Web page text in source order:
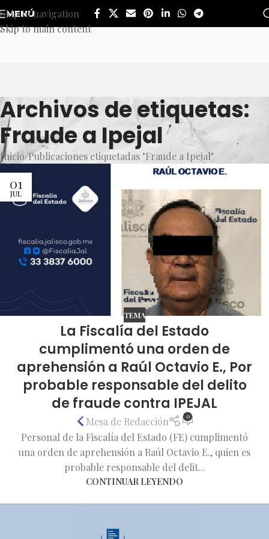
Skip to navigation
Skip to main content
MENÚ
Archivos de etiquetas:
Fraude a Ipejal
Inicio Publicaciones etiquetadas "Fraude a Ipejal"
01
JUL
TEMA
La Fiscalía del Estado
cumplimentó una orden de
aprehensión a Raúl Octavio E., Por
probable responsable del delito
de fraude contra IPEJAL
Mesa de Redacción 0
Personal de la Fiscalía del Estado (FE) cumplimentó
una orden de aprehensión a Raúl Octavio E., quien es
probable responsable del delit...
CONTINUAR LEYENDO